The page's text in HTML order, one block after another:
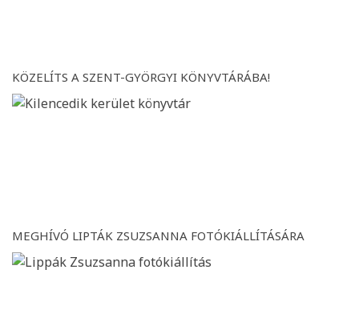
KÖZELÍTS A SZENT-GYÖRGYI KÖNYVTÁRÁBA!
MEGHÍVÓ LIPTÁK ZSUZSANNA FOTÓKIÁLLÍTÁSÁRA